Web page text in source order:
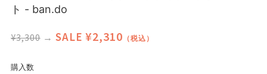
ト - ban.do
¥3,300→ SALE ¥2,310 （税込）
購入数